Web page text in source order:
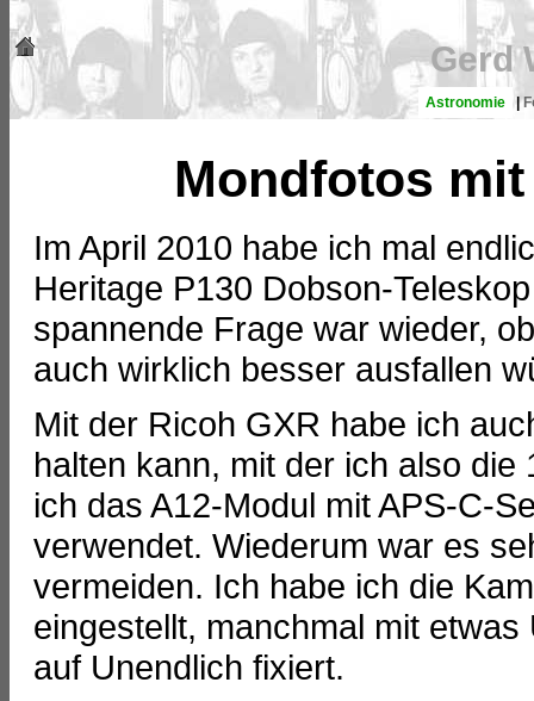
Gerd
Astronomie |
Mondfotos mit
Im April 2010 habe ich mal
Heritage P130 Dobson-
spannende Frage war wieder,
auch wirklich besser ausfallen
Mit der Ricoh GXR habe ich
halten kann, mit der ich also
ich das A12-Modul mit APS-C-
verwendet. Wiederum war es
vermeiden. Ich habe ich die
eingestellt, manchmal mit
auf Unendlich fixiert.